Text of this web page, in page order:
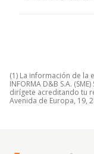
(1) La información de la
INFORMA D&B S.A.
dirígete acreditando tu
Avenida de Europa, 19,